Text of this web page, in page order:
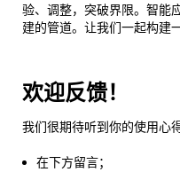
验、调整，突破界限。智能
建的管道。让我们一起构建
欢迎反馈！
我们很期待听到你的使用心
在下方留言；